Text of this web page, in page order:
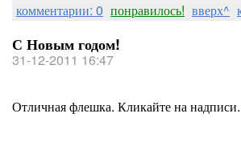
комментарии: 0 понравилось! вверх^
С Новым годом!
31-12-2011 16:47
Отличная флешка. Кликайте на надписи.